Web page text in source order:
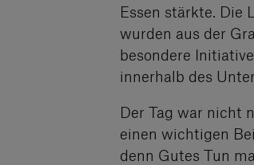
Essen stärkte. Die
wurden aus der
besondere
innerhalb des
Der Tag war nicht
einen wichtigen
denn Gutes Tun